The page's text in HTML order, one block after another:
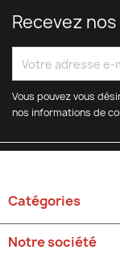
Recevez
Vous pouvez vous
nos informations de
Catégories
Notre société